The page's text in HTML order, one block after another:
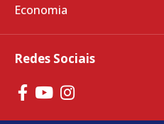
Redes Sociais
Economia